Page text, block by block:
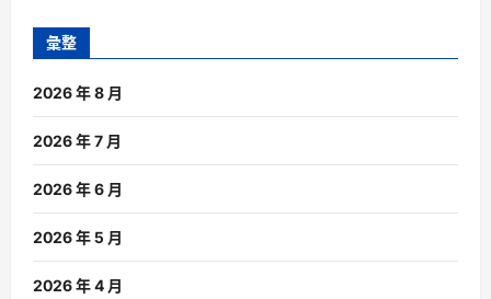
彙整
2026 年 8 月
2026 年 7 月
2026 年 6 月
2026 年 5 月
2026 年 4 月